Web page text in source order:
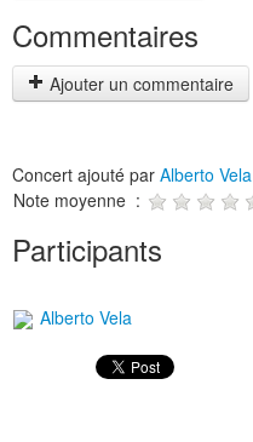
Commentaires
Ajouter un commentaire
Concert ajouté par Alberto Vela
Note moyenne :
Participants
Alberto Vela